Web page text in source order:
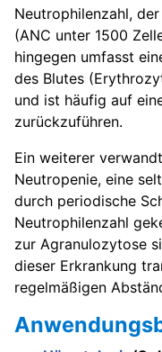
Neutrophilenzahl,
(ANC unter 1500
hingegen umfasst
des Blutes
und ist häufig auf
zurückzuführen.
Ein weiterer
Neutropenie, eine
durch periodische
Neutrophilenzahl
zur Agranulozytose
dieser Erkrankung
regelmäßigen